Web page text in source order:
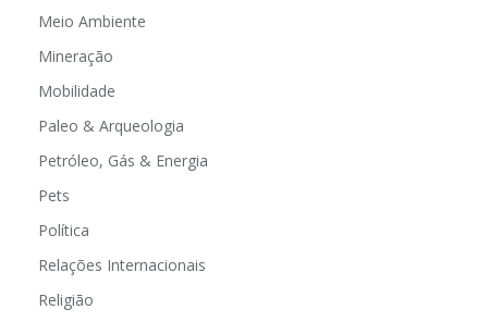
Meio Ambiente
Mineração
Mobilidade
Paleo & Arqueologia
Petróleo, Gás & Energia
Pets
Política
Relações Internacionais
Religião